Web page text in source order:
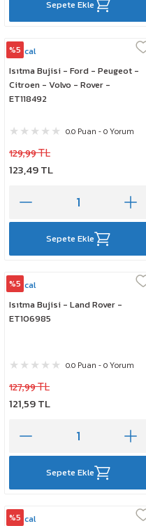
Sepete Ekle
%5
Rescal
Isıtma Bujisi - Ford - Peugeot -
Citroen - Volvo - Rover -
ET118492
0.0 Puan - 0 Yorum
129,99 TL
123,49 TL
Sepete Ekle
%5
Rescal
Isıtma Bujisi - Land Rover -
ET106985
0.0 Puan - 0 Yorum
127,99 TL
121,59 TL
Sepete Ekle
%5
Rescal